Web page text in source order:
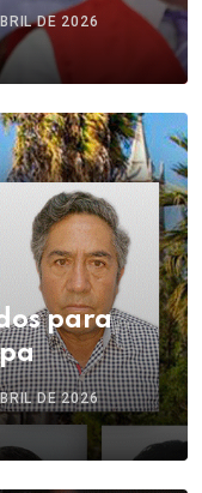
DE 2026
para
DE 2026